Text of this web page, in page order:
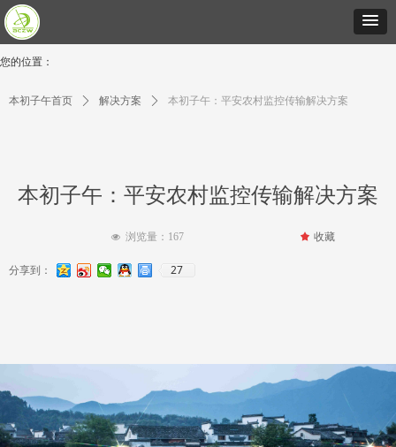
本初子午首页 ꄲ 解决方案 ꄲ 本初子午：平安农村监控传输解决方案
您的位置：
本初子午：平安农村监控传输解决方案
끄 收藏
넶 浏览量： 167
分享到： 27